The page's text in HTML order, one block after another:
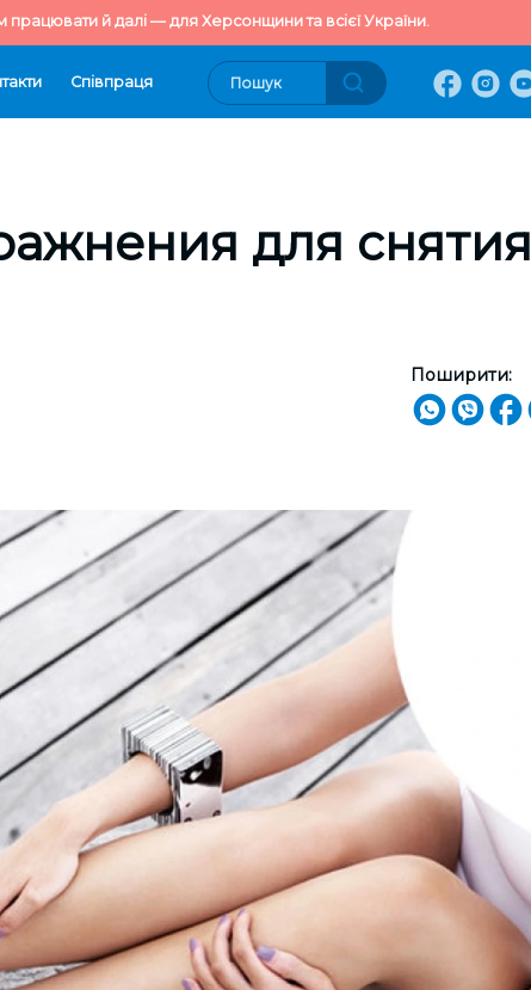
й далі — для Херсонщини та всієї України.
Cпівпраця
для снятия
Поширити: